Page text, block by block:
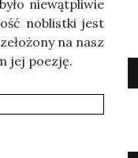
nie­wąt­pli­wie
noblist­ki jest
na nasz
jej poezję.